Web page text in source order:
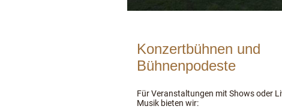
Konzertbühnen und
Bühnenpodeste
Für Veranstaltungen mit Shows oder
Musik bieten wir: